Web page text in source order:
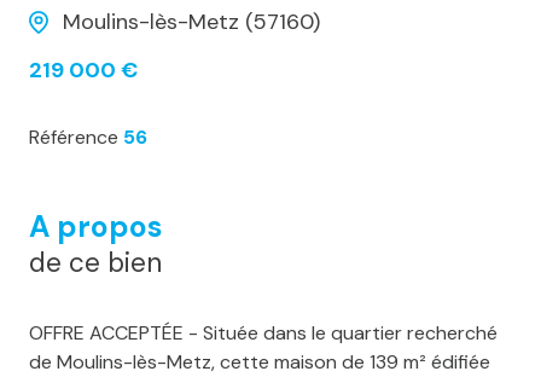
Moulins-lès-Metz (57160)
219 000 €
Référence 56
A propos
de ce bien
OFFRE ACCEPTÉE - Située dans le quartier recherché
de Moulins-lès-Metz, cette maison de 139 m² édifiée